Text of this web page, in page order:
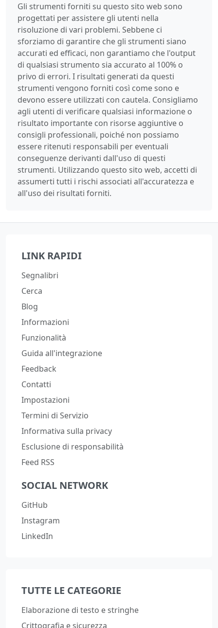
Gli strumenti forniti su questo sito web sono
progettati per assistere gli utenti nella
risoluzione di vari problemi. Sebbene ci
sforziamo di garantire che gli strumenti siano
accurati ed efficaci, non garantiamo che l'output
di qualsiasi strumento sia accurato al 100% o
privo di errori. I risultati generati da questi
strumenti vengono forniti così come sono e
devono essere utilizzati con cautela. Consigliamo
agli utenti di verificare qualsiasi informazione o
risultato importante con risorse aggiuntive o
consigli professionali, poiché non possiamo
essere ritenuti responsabili per eventuali
conseguenze derivanti dall'uso di questi
strumenti. Utilizzando questo sito web, accetti di
assumerti tutti i rischi associati all'accuratezza e
all'uso dei risultati forniti.
LINK RAPIDI
Segnalibri
Cerca
Blog
Informazioni
Funzionalità
Guida all'integrazione
Feedback
Contatti
Impostazioni
Termini di Servizio
Informativa sulla privacy
Esclusione di responsabilità
Feed RSS
SOCIAL NETWORK
GitHub
Instagram
LinkedIn
TUTTE LE CATEGORIE
Elaborazione di testo e stringhe
Crittografia e sicurezza